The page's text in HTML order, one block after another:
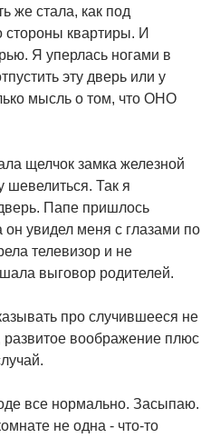
же стала, как под
стороны квартиры. И
Я уперлась ногами в
эту дверь или у
мысль о том, что ОНО
щелчок замка железной
шевелиться. Так я
Папе пришлось
он увидел меня с глазами по
телевизор и не
выговор родителей.
про случившееся не
развитое воображение плюс
все нормально. Засыпаю.
не одна - что-то